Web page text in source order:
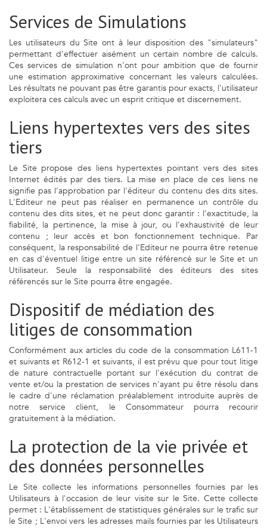
Services de Simulations
Les utilisateurs du Site ont à leur disposition des "simulateurs"
permettant d'effectuer aisément un certain nombre de calculs.
Ces services de simulation n'ont pour ambition que de fournir
une estimation approximative concernant les valeurs calculées.
Les résultats ne pouvant pas être garantis pour exacts, l'utilisateur
exploitera ces calculs avec un esprit critique et discernement.
Liens hypertextes vers des sites
tiers
Le Site propose des liens hypertextes pointant vers des sites
Internet édités par des tiers. La mise en place de ces liens ne
signifie pas l'approbation par l'éditeur du contenu des dits sites.
L'Editeur ne peut pas réaliser en permanence un contrôle du
contenu des dits sites, et ne peut donc garantir : l'exactitude, la
fiabilité, la pertinence, la mise à jour, ou l'exhaustivité de leur
contenu ; leur accès et bon fonctionnement technique. Par
conséquent, la responsabilité de l'Editeur ne pourra être retenue
en cas d'éventuel litige entre un site référencé sur le Site et un
Utilisateur. Seule la responsabilité des éditeurs des sites
référencés sur le Site pourra être engagée.
Dispositif de médiation des
litiges de consommation
Conformément aux articles du code de la consommation L611-1
et suivants et R612-1 et suivants, il est prévu que pour tout litige
de nature contractuelle portant sur l'exécution du contrat de
vente et/ou la prestation de services n'ayant pu être résolu dans
le cadre d'une réclamation préalablement introduite auprès de
notre service client, le Consommateur pourra recourir
gratuitement à la médiation.
La protection de la vie privée et
des données personnelles
Le Site collecte les informations personnelles fournies par les
Utilisateurs à l'occasion de leur visite sur le Site. Cette collecte
permet : L'établissement de statistiques générales sur le trafic sur
le Site ; L'envoi vers les adresses mails fournies par les Utilisateurs